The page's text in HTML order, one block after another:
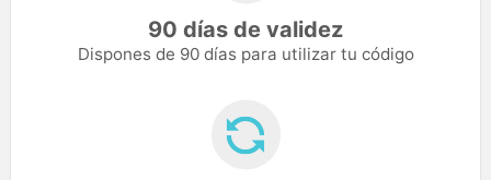
90 días de validez
Dispones de 90 días para utilizar tu código